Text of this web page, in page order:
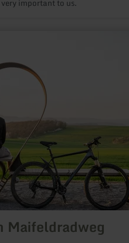
important to us.
Maifeldradweg